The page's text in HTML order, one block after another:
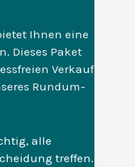
Ihnen eine
Dieses Paket
Verkauf
Rundum-
alle
treffen.